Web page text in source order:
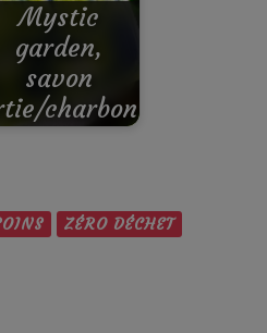
Mystic
garden,
savon
charbon
ZÉRO DÉCHET